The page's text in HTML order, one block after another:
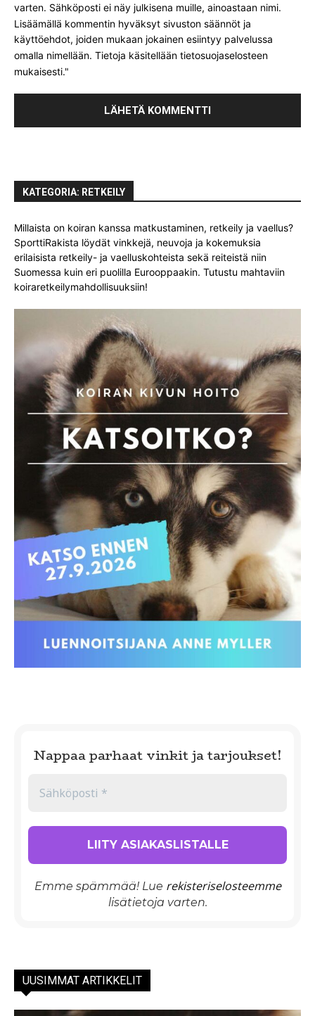
varten. Sähköposti ei näy julkisena muille, ainoastaan nimi.
Lisäämällä kommentin hyväksyt sivuston säännöt ja
käyttöehdot, joiden mukaan jokainen esiintyy palvelussa
omalla nimellään. Tietoja käsitellään tietosuojaselosteen
mukaisesti."
KATEGORIA: RETKEILY
Millaista on koiran kanssa matkustaminen, retkeily ja vaellus?
SporttiRakista löydät vinkkejä, neuvoja ja kokemuksia
erilaisista retkeily- ja vaelluskohteista sekä reiteistä niin
Suomessa kuin eri puolilla Eurooppaakin. Tutustu mahtaviin
koiraretkeilymahdollisuuksiin!
Nappaa parhaat vinkit ja tarjoukset!
Emme spämmää! Lue rekisteriselosteemme
lisätietoja varten.
UUSIMMAT ARTIKKELIT